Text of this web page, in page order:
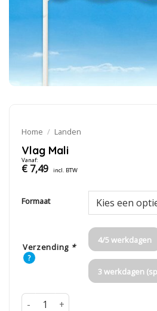
Home / Landen
Vlag Mali
Vanaf:
€7,49 incl. BTW
Formaat
Verzending *
?
4/5 werkdagen
3 werkdagen
Vlag Mali aantal